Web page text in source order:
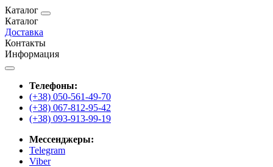
Каталог
Каталог
Доставка
Контакты
Информация
Телефоны:
(+38) 050-561-49-70
(+38) 067-812-95-42
(+38) 093-913-99-19
Мессенджеры:
Telegram
Viber